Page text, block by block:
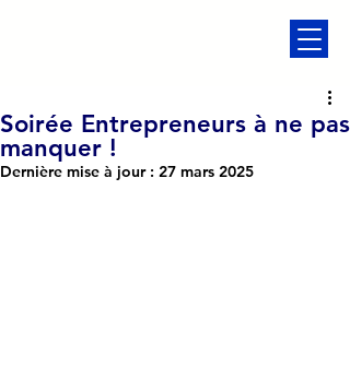
Soirée Entrepreneurs à ne pas
manquer !
Dernière mise à jour : 27 mars 2025